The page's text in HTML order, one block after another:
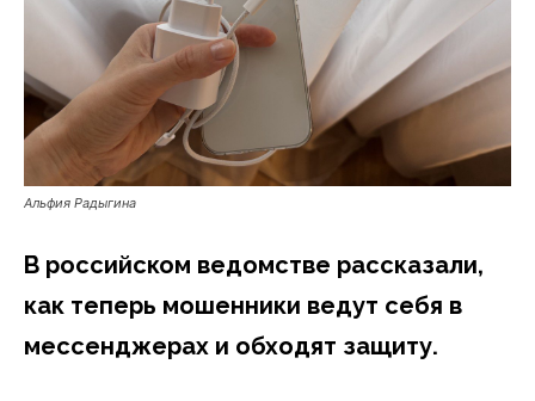
Альфия Радыгина
В российском ведомстве рассказали,
как теперь мошенники ведут себя в
мессенджерах и обходят защиту.